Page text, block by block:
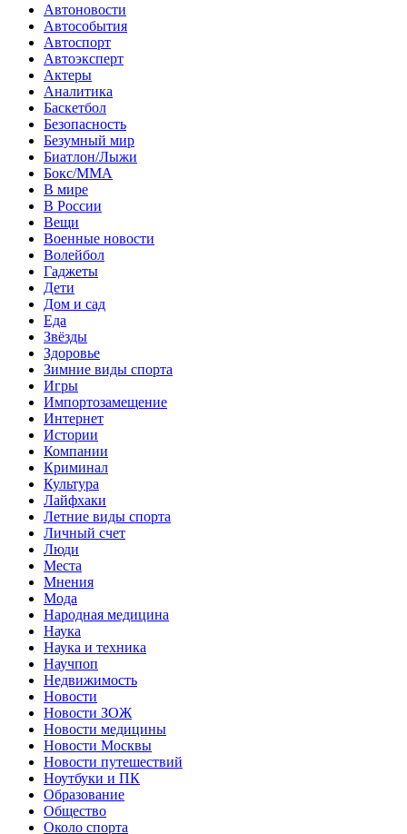
Автоновости
Автособытия
Автоспорт
Автоэксперт
Актеры
Аналитика
Баскетбол
Безопасность
Безумный мир
Биатлон/Лыжи
Бокс/MMA
В мире
В России
Вещи
Военные новости
Волейбол
Гаджеты
Дети
Дом и сад
Еда
Звёзды
Здоровье
Зимние виды спорта
Игры
Импортозамещение
Интернет
Истории
Компании
Криминал
Культура
Лайфхаки
Летние виды спорта
Личный счет
Люди
Места
Мнения
Мода
Народная медицина
Наука
Наука и техника
Научпоп
Недвижимость
Новости
Новости ЗОЖ
Новости медицины
Новости Москвы
Новости путешествий
Ноутбуки и ПК
Образование
Общество
Около спорта